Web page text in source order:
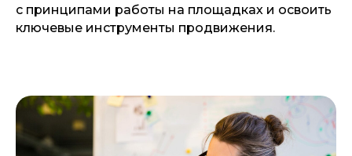
с принципами работы на площадках и освоить
ключевые инструменты продвижения.